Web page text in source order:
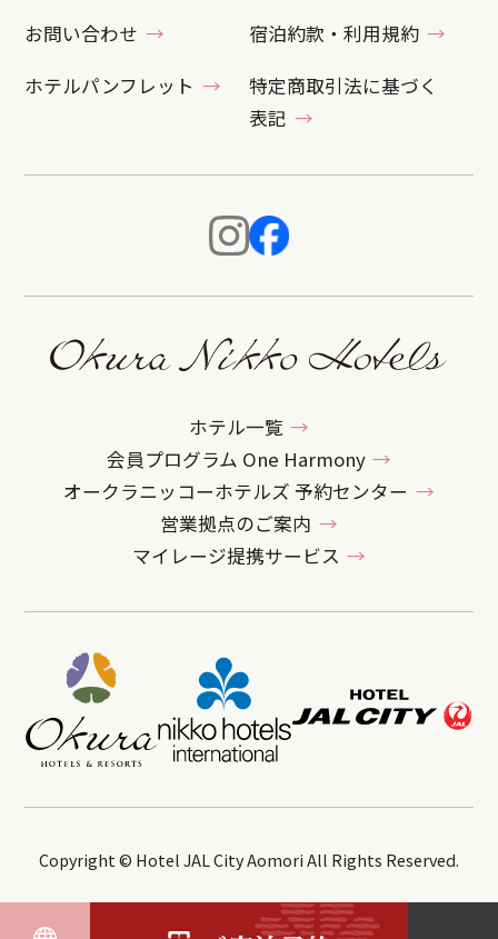
お問い合わせ
宿泊約款・利用規約
ホテルパンフレット
特定商取引法に基づく
表記
ホテル一覧
会員プログラム One Harmony
オークラニッコーホテルズ 予約センター
営業拠点のご案内
マイレージ提携サービス
Copyright © Hotel JAL City Aomori All Rights Reserved.